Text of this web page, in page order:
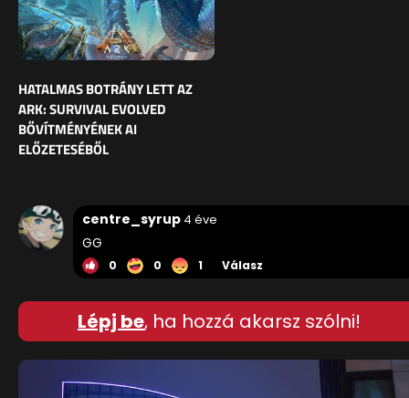
HATALMAS BOTRÁNY LETT AZ
ARK: SURVIVAL EVOLVED
BŐVÍTMÉNYÉNEK AI
ELŐZETESÉBŐL
centre_syrup 4 éve
GG
0 0 1 Válasz
Lépj be, ha hozzá akarsz szólni!